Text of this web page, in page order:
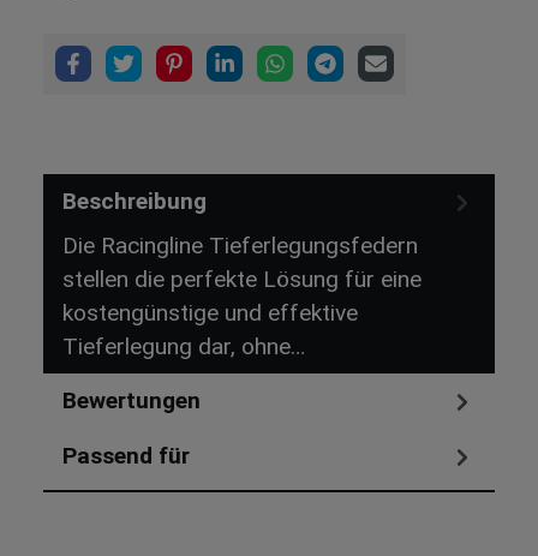
Beschreibung
Die Racingline Tieferlegungsfedern
stellen die perfekte Lösung für eine
kostengünstige und effektive
Tieferlegung dar, ohne…
Bewertungen
Passend für